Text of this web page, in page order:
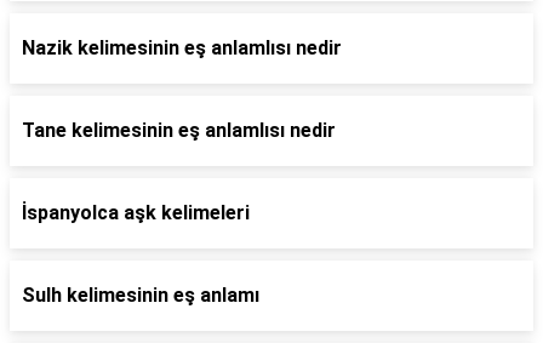
Nazik kelimesinin eş anlamlısı nedir
Tane kelimesinin eş anlamlısı nedir
İspanyolca aşk kelimeleri
Sulh kelimesinin eş anlamı